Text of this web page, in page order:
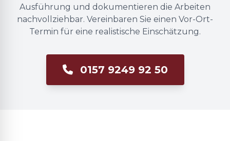
Ausführung und dokumentieren die Arbeiten
nachvollziehbar. Vereinbaren Sie einen Vor-Ort-
Termin für eine realistische Einschätzung.
0157 9249 92 50